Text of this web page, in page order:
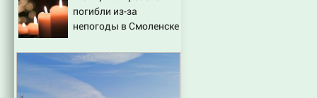
погибли из-за
непогоды в Смоленске